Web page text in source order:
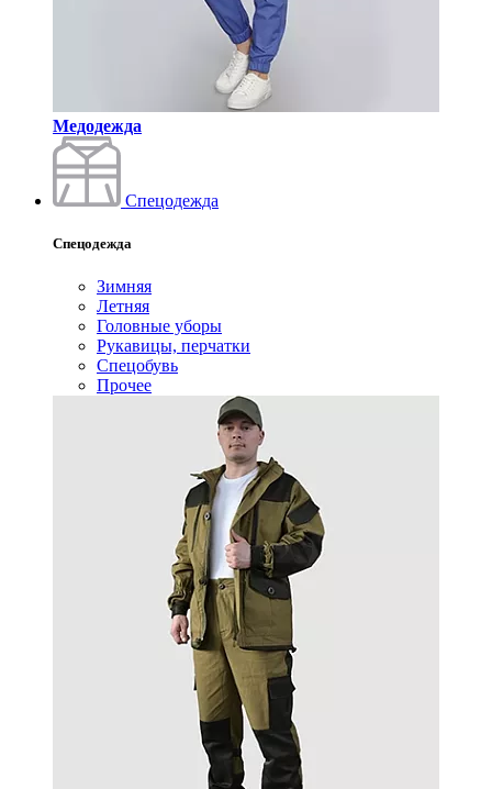
Медодежда
Спецодежда
Спецодежда
Зимняя
Летняя
Головные уборы
Рукавицы, перчатки
Спецобувь
Прочее